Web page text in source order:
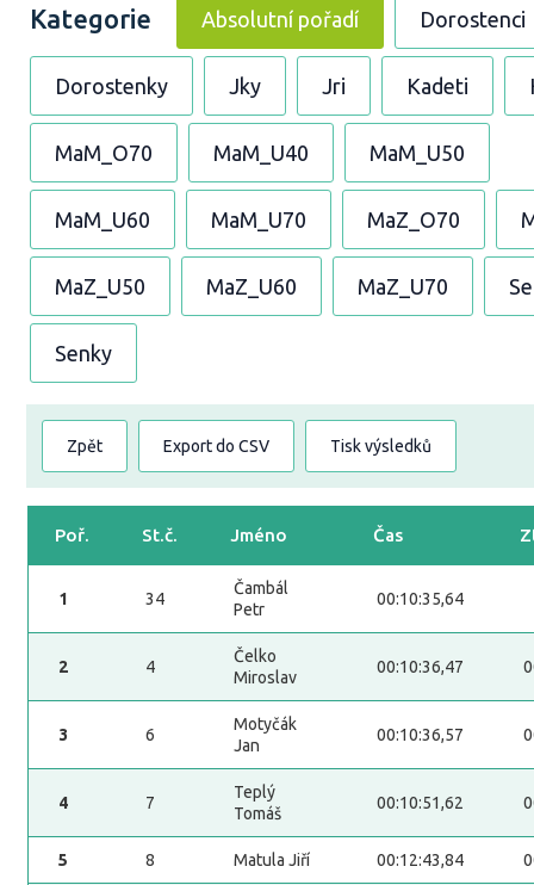
Kategorie Absolutní pořadí Dorostenci
Dorostenky Jky Jri Kadeti
MaM_O70 MaM_U40 MaM_U50
MaM_U60 MaM_U70 MaZ_O70
MaZ_U50 MaZ_U60 MaZ_U70
Senky
Zpět Export do CSV Tisk výsledků
Poř. St.č. Jméno Čas
1 34
Čambál
Petr
00:10:35,64
2 4
Čelko
Miroslav
00:10:36,47
3 6
Motyčák
Jan
00:10:36,57
4 7
Teplý
Tomáš
00:10:51,62
5 8 Matula Jiří 00:12:43,84